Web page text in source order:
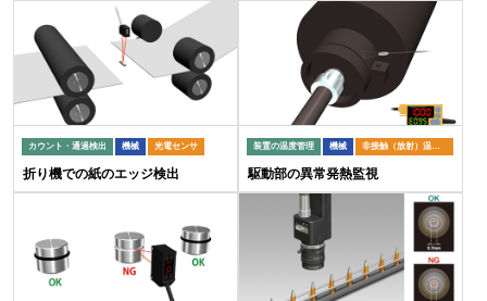
カウント・通過検出 機械 光電センサ
折り機での紙のエッジ検出
装置の温度管理 機械 非接触（放射）温度計
駆動部の異常発熱監視